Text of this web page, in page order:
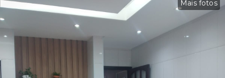
Mais fotos